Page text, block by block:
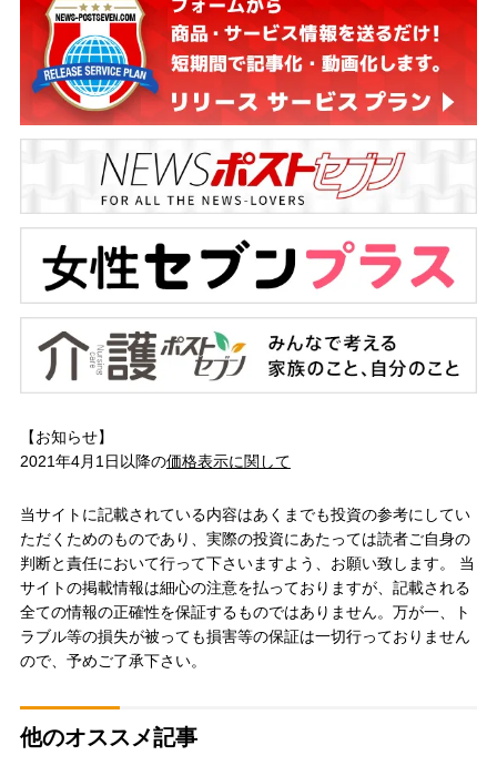
【お知らせ】
2021年4月1日以降の価格表示に関して
当サイトに記載されている内容はあくまでも投資の参考にしてい
ただくためのものであり、実際の投資にあたっては読者ご自身の
判断と責任において行って下さいますよう、お願い致します。 当
サイトの掲載情報は細心の注意を払っておりますが、記載される
全ての情報の正確性を保証するものではありません。万が一、ト
ラブル等の損失が被っても損害等の保証は一切行っておりません
ので、予めご了承下さい。
他のオススメ記事